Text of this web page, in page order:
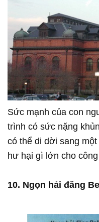
Sức mạnh của con
trình có sức nặng
có thể di dời sang
hư hại gì lớn cho
10. Ngọn hải đăng